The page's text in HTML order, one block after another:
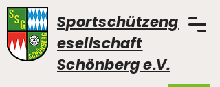
Sportschützeng
esellschaft
Schönberg e.V.